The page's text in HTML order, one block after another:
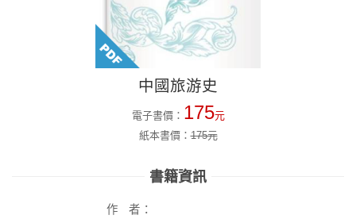
中國旅游史
電子書價： 175元
紙本書價：175元
書籍資訊
作
者：